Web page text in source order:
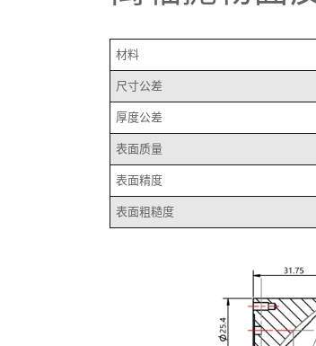
材料
尺寸公差
厚度公差
表面质量
表面精度
表面粗糙度